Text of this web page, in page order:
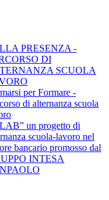
PRESENZA -
DI
SCUOLA
per Formare -
di alternanza scuola
un progetto di
scuola-lavoro nel
bancario promosso dal
INTESA